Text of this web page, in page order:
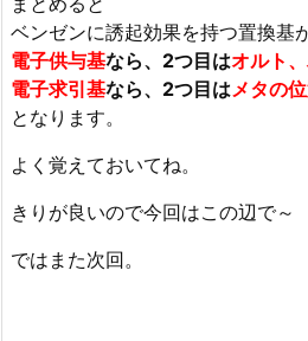
ベンゼンに誘起効果を持つ置換基
電子供与基なら、2つ目はオルト
電子求引基なら、2つ目はメタの
となります。
よく覚えておいてね。
きりが良いので今回はこの辺で～
ではまた次回。